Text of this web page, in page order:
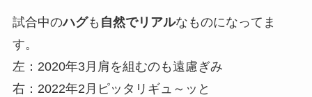
試合中のハグも 自然でリアルなものになってま
す。
左：2020年3月肩を組むのも遠慮ぎみ
右：2022年2月ピッタリギュ～ッと